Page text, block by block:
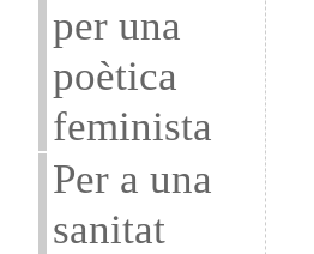
per una
poètica
feminista
Per a una
sanitat